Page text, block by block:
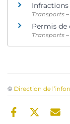
Transports
Permis de
Transports
© Direction de